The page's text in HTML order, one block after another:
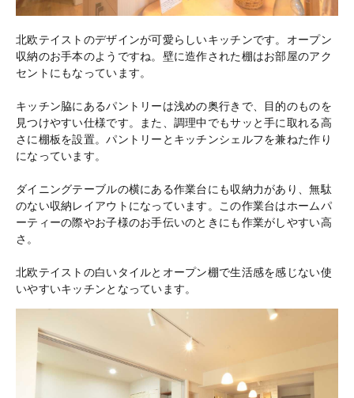
北欧テイストのデザインが可愛らしいキッチンです。オープン
収納のお手本のようですね。壁に造作された棚はお部屋のアク
セントにもなっています。
キッチン脇にあるパントリーは浅めの奥行きで、目的のものを
見つけやすい仕様です。また、調理中でもサッと手に取れる高
さに棚板を設置。パントリーとキッチンシェルフを兼ねた作り
になっています。
ダイニングテーブルの横にある作業台にも収納力があり、無駄
のない収納レイアウトになっています。この作業台はホームパ
ーティーの際やお子様のお手伝いのときにも作業がしやすい高
さ。
北欧テイストの白いタイルとオープン棚で生活感を感じない使
いやすいキッチンとなっています。